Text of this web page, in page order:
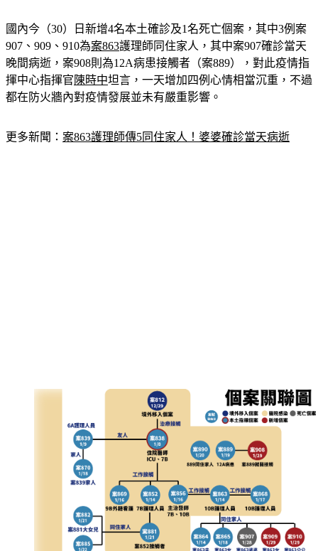
國內今（30）日新增4名本土確診及1名死亡個案，其中3例案
907、909、910為案863 護理師同住家人，其中案907確診當天
晚間病逝，案908則為12A病患接觸者（案889），對此疫情指
揮中心指揮官陳時中坦言，一天增加四例心情相當沉重，不過